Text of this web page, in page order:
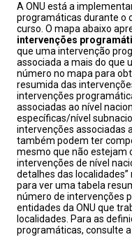
A ONU está a
programáticas durante o
curso. O mapa abaixo
intervenções
que uma intervenção
associada a mais do que
número no mapa para
resumida das
intervenções
associadas ao nível
específicas/nível
intervenções associadas
também podem ter
mesmo que não estejam
intervenções de nível
detalhes das
para ver uma tabela
número de intervenções
entidades da ONU que
localidades. Para as
programáticas, consulte